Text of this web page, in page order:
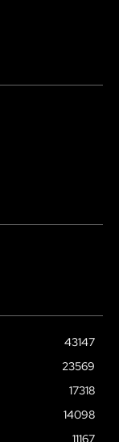
43147
23569
17318
14098
11167